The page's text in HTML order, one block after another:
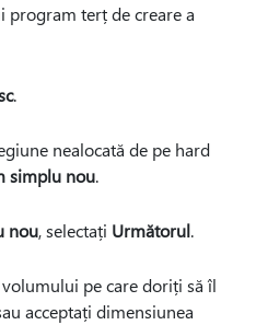
terț de creare a
.
nealocată de pe hard
simplu nou.
nou, selectați Următorul.
pe care doriți să îl
acceptați dimensiunea